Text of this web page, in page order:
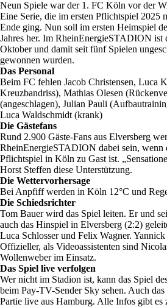
Neun Spiele war der 1. FC Köln vor der
Eine Serie, die im ersten Pflichtspiel 2025
Ende ging. Nun soll im ersten Heimspiel
Jahres her. Im RheinEnergieSTADION ist
Oktober und damit seit fünf Spielen
gewonnen wurden.
Das Personal
Beim FC fehlen Jacob Christensen, Luca
Kreuzbandriss), Mathias Olesen
(angeschlagen), Julian Pauli
Luca Waldschmidt (krank)
Die Gästefans
Rund 2.900 Gäste-Fans aus Elversberg
RheinEnergieSTADION dabei sein, wenn
Pflichtspiel in Köln zu Gast ist.
Horst Steffen diese Unterstützung.
Die Wettervorhersage
Bei Anpfiff werden in Köln 12°C und
Die Schiedsrichter
Tom Bauer wird das Spiel leiten. Er und
auch das Hinspiel in Elversberg (2:2)
Luca Schlosser und Felix Wagner.
Offizieller, als Videoassistenten sind
Wollenweber im Einsatz.
Das Spiel live verfolgen
Wer nicht im Stadion ist, kann das Spiel
beim Pay-TV-Sender Sky sehen. Auch das
Partie live aus Hamburg. Alle Infos gibt es